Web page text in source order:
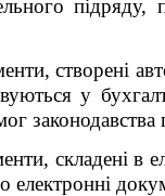
створені
у
законодавства
складені в
електронні